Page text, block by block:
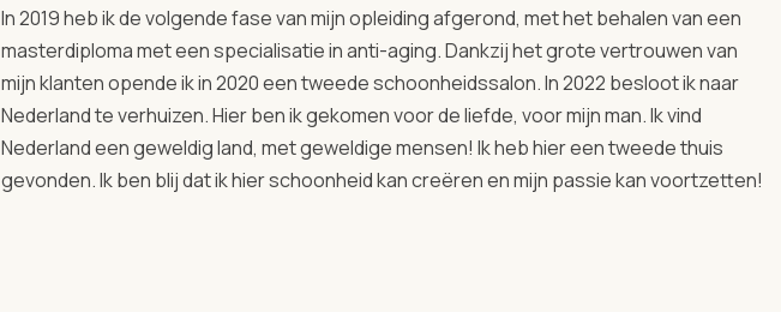
In 2019 heb ik de volgende fase van mijn opleiding afgerond, met het behalen van een
masterdiploma met een specialisatie in anti-aging. Dankzij het grote vertrouwen van
mijn klanten opende ik in 2020 een tweede schoonheidssalon. In 2022 besloot ik naar
Nederland te verhuizen. Hier ben ik gekomen voor de liefde, voor mijn man. Ik vind
Nederland een geweldig land, met geweldige mensen! Ik heb hier een tweede thuis
gevonden. Ik ben blij dat ik hier schoonheid kan creëren en mijn passie kan voortzetten!